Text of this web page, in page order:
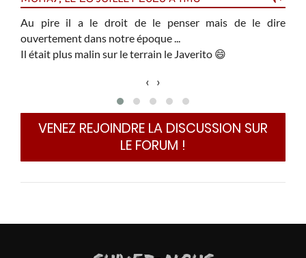
Au pire il a le droit de le penser mais de le dire
ouvertement dans notre époque ...
Il était plus malin sur le terrain le Javerito 😄
‹ ›
VENEZ REJOINDRE LA DISCUSSION SUR
LE FORUM !